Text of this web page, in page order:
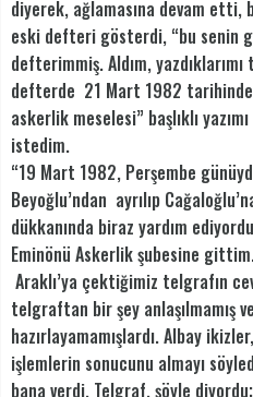
diyerek, ağlamasına devam etti,
eski defteri gösterdi, “bu senin
defterimmiş. Aldım,
defterde 21 Mart 1982 tarihinde
askerlik meselesi” başlıklı
istedim.
“19 Mart 1982, Perşembe
Beyoğlu’ndan ayrılıp
dükkanında biraz yardım
Eminönü Askerlik şubesine
Araklı’ya çektiğimiz telgrafın
telgraftan bir şey anlaşılmamış
hazırlayamamışlardı. Albay
işlemlerin sonucunu almayı
bana verdi. Telgraf, şöyle diyordu;